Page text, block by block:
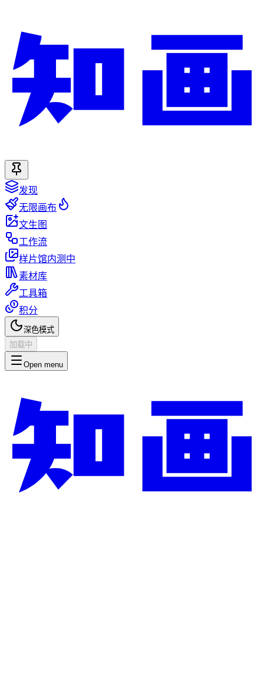
发现
无限画布
文生图
工作流
样片馆内测中
素材库
工具箱
积分
深色模式
加载中
Open menu